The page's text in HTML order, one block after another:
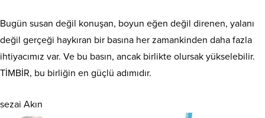
Bugün susan değil konuşan, boyun eğen değil direnen, yalanı
değil gerçeği haykıran bir basına her zamankinden daha fazla
ihtiyacımız var. Ve bu basın, ancak birlikte olursak yükselebilir.
TİMBİR, bu birliğin en güçlü adımıdır.
sezai Akın